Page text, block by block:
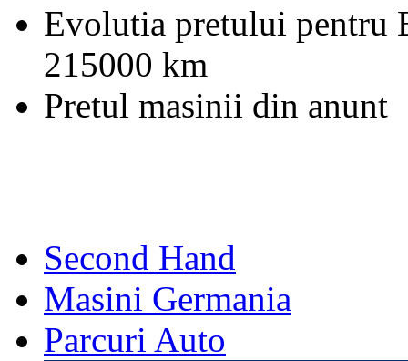
Evolutia pretului pentru
215000 km
Pretul masinii din anunt
Second Hand
Masini Germania
Parcuri Auto